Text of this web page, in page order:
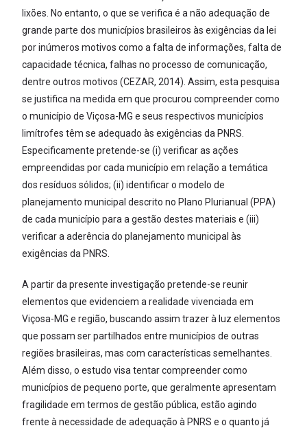
lixões. No entanto, o que se verifica é a não adequação de
grande parte dos municípios brasileiros às exigências da lei
por inúmeros motivos como a falta de informações, falta de
capacidade técnica, falhas no processo de comunicação,
dentre outros motivos (CEZAR, 2014). Assim, esta pesquisa
se justifica na medida em que procurou compreender como
o município de Viçosa-MG e seus respectivos municípios
limítrofes têm se adequado às exigências da PNRS.
Especificamente pretende-se (i) verificar as ações
empreendidas por cada município em relação a temática
dos resíduos sólidos; (ii) identificar o modelo de
planejamento municipal descrito no Plano Plurianual (PPA)
de cada município para a gestão destes materiais e (iii)
verificar a aderência do planejamento municipal às
exigências da PNRS.
A partir da presente investigação pretende-se reunir
elementos que evidenciem a realidade vivenciada em
Viçosa-MG e região, buscando assim trazer à luz elementos
que possam ser partilhados entre municípios de outras
regiões brasileiras, mas com características semelhantes.
Além disso, o estudo visa tentar compreender como
municípios de pequeno porte, que geralmente apresentam
fragilidade em termos de gestão pública, estão agindo
frente à necessidade de adequação à PNRS e o quanto já